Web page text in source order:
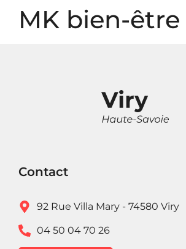
MK bien-être
Contact
92 Rue Villa Mary - 74580 Viry
04 50 04 70 26
Panneau de gestion des cookies